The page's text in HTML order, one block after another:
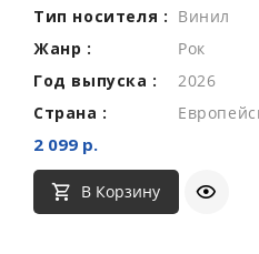
Тип носителя : Винил
Жанр :
Рок
Год выпуска :
2026
Страна :
2 099 р.
В Корзину